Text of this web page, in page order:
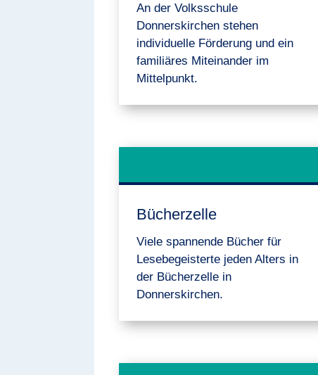
An der Volksschule
Donnerskirchen stehen
individuelle Förderung und ein
familiäres Miteinander im
Mittelpunkt.
Bücherzelle
Viele spannende Bücher für
Lesebegeisterte jeden Alters in
der Bücherzelle in
Donnerskirchen.